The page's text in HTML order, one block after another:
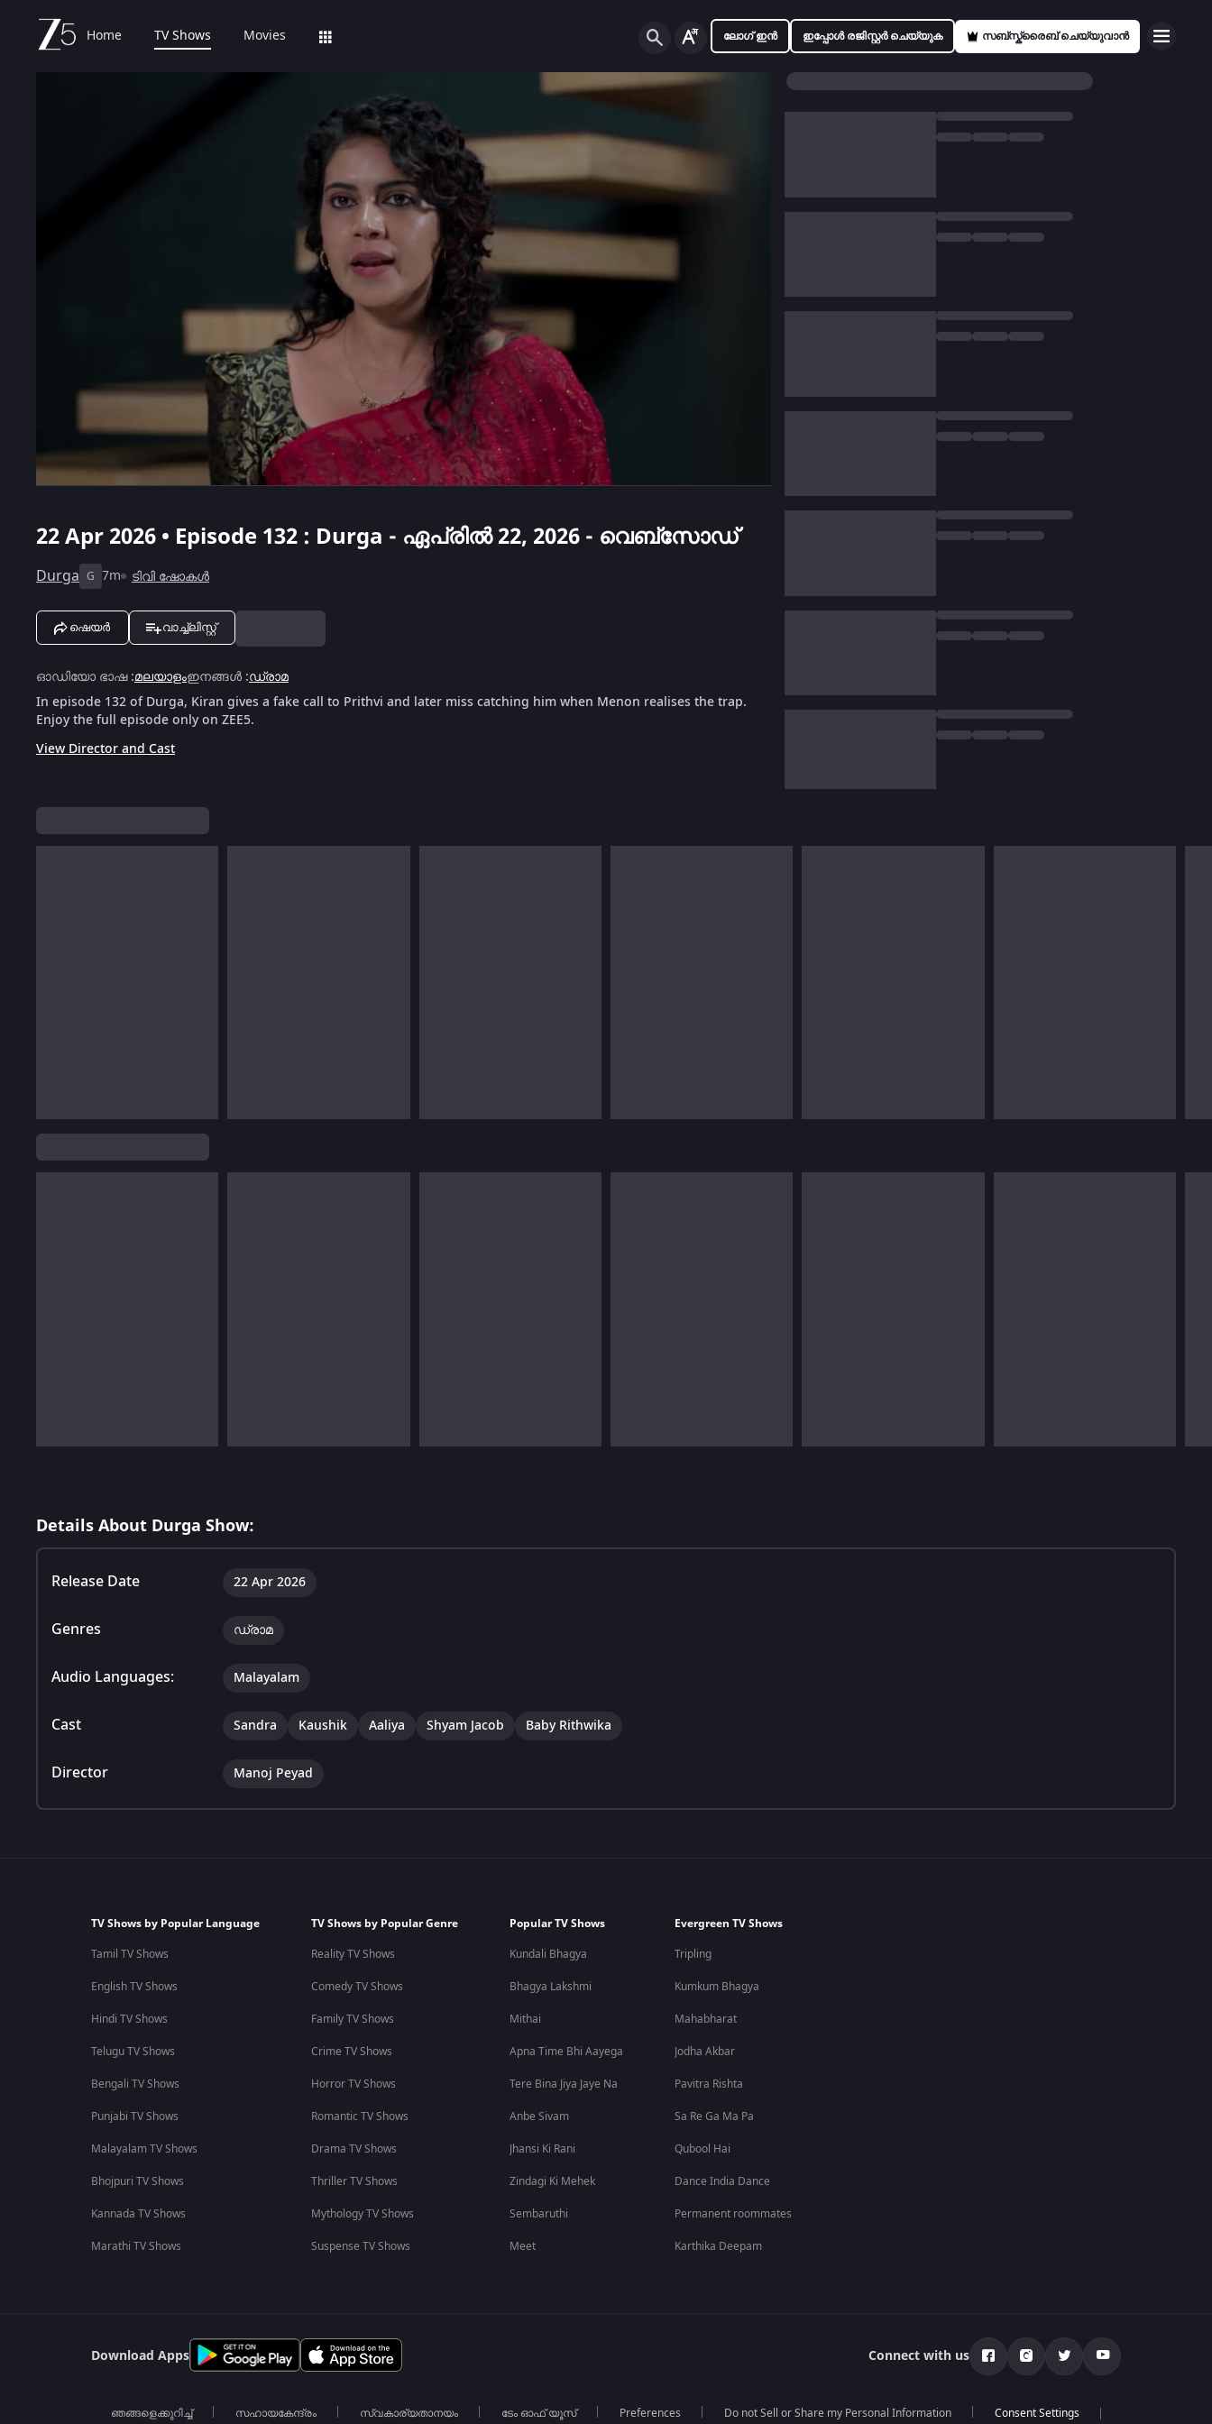
Home TV Shows Movies ലോഗ് ഇൻ ഇപ്പോൾ രജിസ്റ്റർ ചെയ്യുക സബ്സ്ക്രൈബ് ചെയ്യുവാൻ
22 Apr 2026 • Episode 132 : Durga - ഏപ്രിൽ 22, 2026 - വെബ്സോഡ്
Durga G 7m ടിവി ഷോകൾ
ഷെയർ വാച്ച്ലിസ്റ്റ്
ഓഡിയോ ഭാഷ:മലയാളംഇനങ്ങൾ :ഡ്രാമ
In episode 132 of Durga, Kiran gives a fake call to Prithvi and later miss catching him when Menon realises the trap.
Enjoy the full episode only on ZEE5.
View Director and Cast
Details About Durga Show:
Release Date 22 Apr 2026
Genres ഡ്രാമ
Audio Languages: Malayalam
Cast Sandra Kaushik Aaliya Shyam Jacob Baby Rithwika
Director Manoj Peyad
TV Shows by Popular Language
Tamil TV Shows
English TV Shows
Hindi TV Shows
Telugu TV Shows
Bengali TV Shows
Punjabi TV Shows
Malayalam TV Shows
Bhojpuri TV Shows
Kannada TV Shows
Marathi TV Shows
TV Shows by Popular Genre
Reality TV Shows
Comedy TV Shows
Family TV Shows
Crime TV Shows
Horror TV Shows
Romantic TV Shows
Drama TV Shows
Thriller TV Shows
Mythology TV Shows
Suspense TV Shows
Popular TV Shows
Kundali Bhagya
Bhagya Lakshmi
Mithai
Apna Time Bhi Aayega
Tere Bina Jiya Jaye Na
Anbe Sivam
Jhansi Ki Rani
Zindagi Ki Mehek
Sembaruthi
Meet
Evergreen TV Shows
Tripling
Kumkum Bhagya
Mahabharat
Jodha Akbar
Pavitra Rishta
Sa Re Ga Ma Pa
Qubool Hai
Dance India Dance
Permanent roommates
Karthika Deepam
Download Apps Connect with us
ഞങ്ങളെക്കുറിച്ച് സഹായകേന്ദ്രം സ്വകാര്യതാനയം ടേം ഓഫ് യൂസ് Preferences Do not Sell or Share my Personal Information